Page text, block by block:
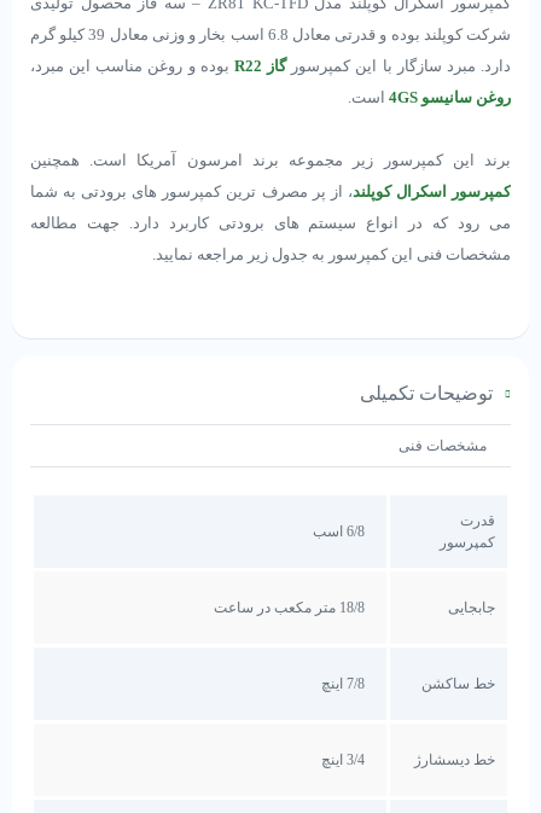
شرکت کوپلند بوده و قدرتی معادل 6.8 اسب بخار و وزنی معادل 39 کیلو گرم
دارد. مبرد سازگار با این کمپرسورگاز R22
بوده و روغن مناسب این مبرد،
روغن سانیسو 4GS
است.
برند این کمپرسور زیر مجموعه برند امرسون آمریکا است. همچنین
کمپرسور اسکرال کوپلند، از پر مصرف ترین کمپرسور های برودتی به شما
می رود که در انواع سیستم های برودتی کاربرد دارد. جهت مطالعه
مشخصات فنی این کمپرسور به جدول زیر مراجعه نمایید.
توضیحات تکمیلی
مشخصات فنی
قدرت
کمپرسور
6/8 اسب
جابجایی 18/8 متر مکعب در ساعت
خط ساکشن 7/8 اینچ
خط دیسشارژ 3/4 اینچ